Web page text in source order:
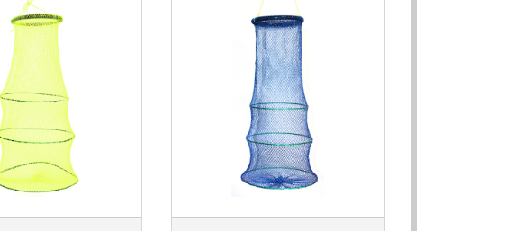
キエ杓 堤防釣 クロ
ジナ グレ
枠:口枠 プラスチック製 直径
15cm 1段目24cm 2段目27cm 3
全体の長さ:58cm
【検索用ワード】
渓流釣 ハゼ釣 活かし ビク 魚入
れ 小魚入れ